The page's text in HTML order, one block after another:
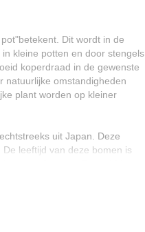
BOLVORMIGE DEN
GROVE DEN
TOSCAANSE JASMIJN
Dit wordt in de
kleine potten en door stengels
koperdraad in de gewenste
natuurlijke omstandigheden
plant worden op kleiner
uit Japan. Deze
leeftijd van deze bomen is
een Japanse Bonsai-Master
geschikt zijn voor plaatsing
zijn: